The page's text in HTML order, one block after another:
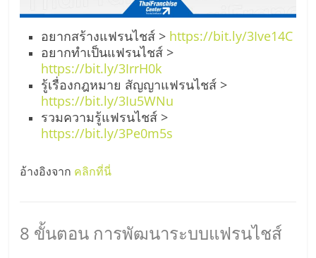
ศูนย์
รวม
ไชส์
ทำเล
สำหรับ
ร้าน
บริการ
พัฒนา
อยากสร้างแฟรนไชส์ > https://bit.ly/3Ive14C
อยากทำเป็นแฟรนไชส์ >
https://bit.ly/3IrrH0k
รู้เรื่องกฎหมาย สัญญาแฟรนไชส์ >
https://bit.ly/3Iu5WNu
รวมความรู้แฟรนไชส์ >
https://bit.ly/3Pe0m5s
อ้างอิงจาก คลิกที่นี่
8 ขั้นตอน การพัฒนาระบบแฟรนไชส์